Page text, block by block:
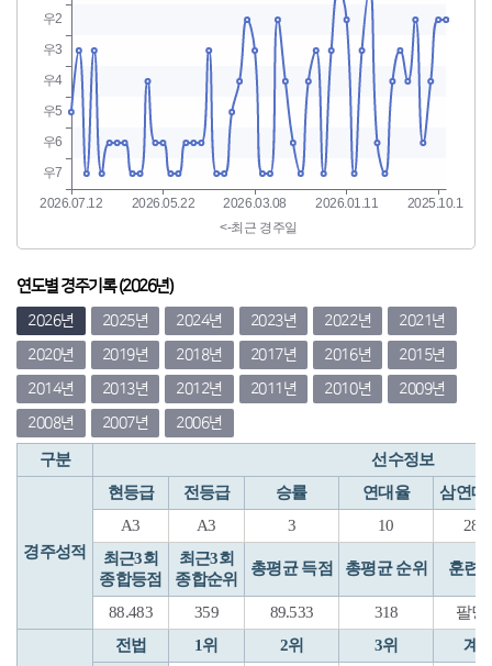
연도별 경주기록 (2026년)
2026년 2025년 2024년 2023년 2022년
2021년
2020년
2019년 2018년 2017년 2016년
2015년
2014년
2013년 2012년 2011년 2010년
2009년
2008년
2007년 2006년
구분 선수정보
경주성적
현등급 전등급 승률 연대율
삼연대
A3
A3 3 10
28
최근3회
종합등점
최근3회
종합순위
총평균 득점 총평균 순위 훈련
88.483 359 89.533 318 팔당
전법 1위 2위 3위
계